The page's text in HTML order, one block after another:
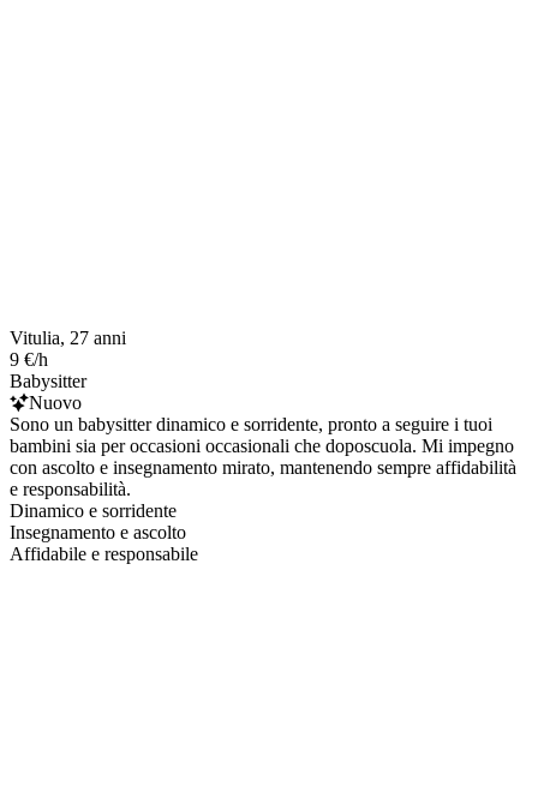
Vitulia, 27 anni
9 €/h
Babysitter
Nuovo
Sono un babysitter dinamico e sorridente, pronto a seguire i tuoi
bambini sia per occasioni occasionali che doposcuola. Mi impegno
con ascolto e insegnamento mirato, mantenendo sempre affidabilità
e responsabilità.
Dinamico e sorridente
Insegnamento e ascolto
Affidabile e responsabile